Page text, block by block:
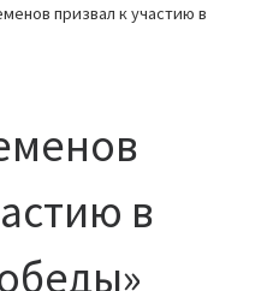
призвал к участию в
в